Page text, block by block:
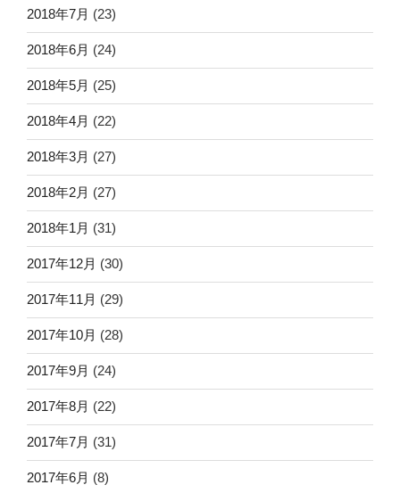
2018年7月 (23)
2018年6月 (24)
2018年5月 (25)
2018年4月 (22)
2018年3月 (27)
2018年2月 (27)
2018年1月 (31)
2017年12月 (30)
2017年11月 (29)
2017年10月 (28)
2017年9月 (24)
2017年8月 (22)
2017年7月 (31)
2017年6月 (8)